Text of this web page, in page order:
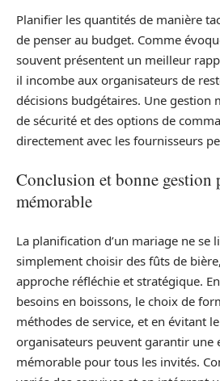
Planifier les quantités de manière
de penser au budget. Comme
souvent présentent un meilleur
il incombe aux organisateurs de
décisions budgétaires. Une gestion
de sécurité et des options de
directement avec les fournisseurs
Conclusion et bonne gestion
mémorable
La planification d’un mariage ne se
simplement choisir des fûts de
approche réfléchie et stratégique.
besoins en boissons, le choix de
méthodes de service, et en évitant
organisateurs peuvent garantir une
mémorable pour tous les invités.